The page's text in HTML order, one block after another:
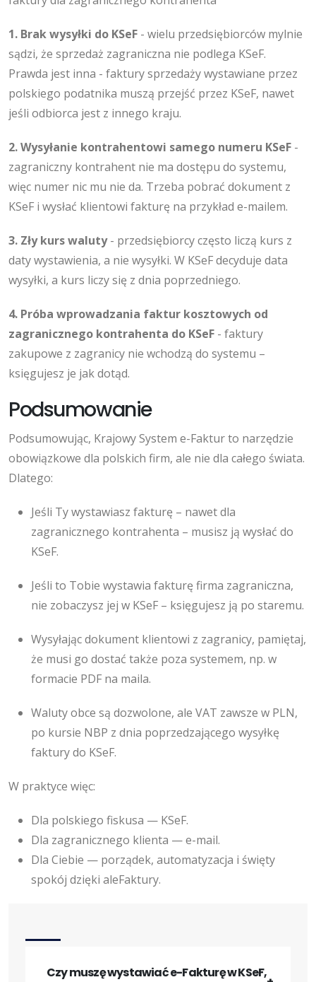
1. Brak wysyłki do KSeF - wielu przedsiębiorców mylnie
sądzi, że sprzedaż zagraniczna nie podlega KSeF.
Prawda jest inna - faktury sprzedaży wystawiane przez
polskiego podatnika muszą przejść przez KSeF, nawet
jeśli odbiorca jest z innego kraju.
2. Wysyłanie kontrahentowi samego numeru KSeF -
zagraniczny kontrahent nie ma dostępu do systemu,
więc numer nic mu nie da. Trzeba pobrać dokument z
KSeF i wysłać klientowi fakturę na przykład e-mailem.
3. Zły kurs waluty- przedsiębiorcy często liczą kurs z
daty wystawienia, a nie wysyłki. W KSeF decyduje data
wysyłki, a kurs liczy się z dnia poprzedniego.
4. Próba wprowadzania faktur kosztowych od
zagranicznego kontrahenta do KSeF - faktury
zakupowe z zagranicy nie wchodzą do systemu –
księgujesz je jak dotąd.
Podsumowanie
Podsumowując, Krajowy System e-Faktur to narzędzie
obowiązkowe dla polskich firm, ale nie dla całego świata.
Dlatego:
Jeśli Ty wystawiasz fakturę – nawet dla
zagranicznego kontrahenta – musisz ją wysłać do
KSeF.
Jeśli to Tobie wystawia fakturę firma zagraniczna,
nie zobaczysz jej w KSeF – księgujesz ją po staremu.
Wysyłając dokument klientowi z zagranicy, pamiętaj,
że musi go dostać także poza systemem, np. w
formacie PDF na maila.
Waluty obce są dozwolone, ale VAT zawsze w PLN,
po kursie NBP z dnia poprzedzającego wysyłkę
faktury do KSeF.
W praktyce więc:
Dla polskiego fiskusa — KSeF.
Dla zagranicznego klienta — e-mail.
Dla Ciebie — porządek, automatyzacja i święty
spokój dzięki aleFaktury.
Czy muszę wystawiać e-Fakturę w KSeF,